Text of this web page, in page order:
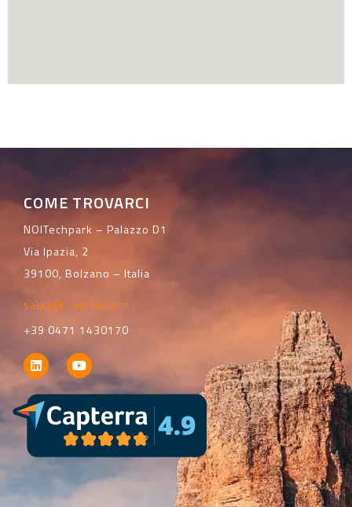
COME TROVARCI
NOITechpark – Palazzo D1
Via Ipazia, 2
39100, Bolzano – Italia
sales@i-vertix.com
+39 0471 1430170